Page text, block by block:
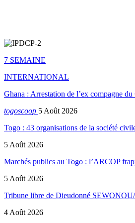
7 SEMAINE
INTERNATIONAL
Ghana : Arrestation de l’ex compagne
togoscoop 5 Août 2026
Togo : 43 organisations de la société
5 Août 2026
Marchés publics au Togo : l’ARCOP
5 Août 2026
Tribune libre de Dieudonné
4 Août 2026